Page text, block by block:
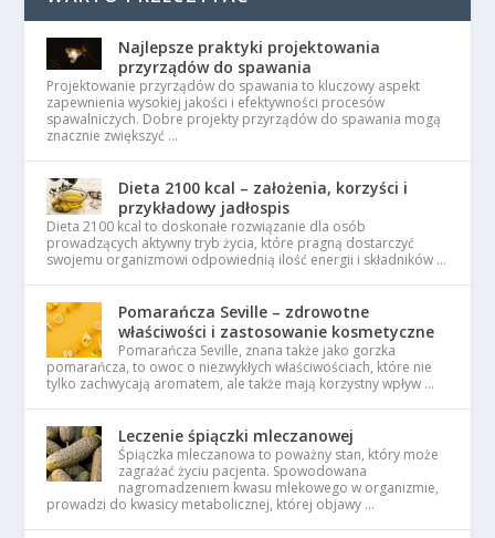
Najlepsze praktyki projektowania
przyrządów do spawania
Projektowanie przyrządów do spawania to kluczowy aspekt
zapewnienia wysokiej jakości i efektywności procesów
spawalniczych. Dobre projekty przyrządów do spawania mogą
znacznie zwiększyć …
Dieta 2100 kcal – założenia, korzyści i
przykładowy jadłospis
Dieta 2100 kcal to doskonałe rozwiązanie dla osób
prowadzących aktywny tryb życia, które pragną dostarczyć
swojemu organizmowi odpowiednią ilość energii i składników …
Pomarańcza Seville – zdrowotne
właściwości i zastosowanie kosmetyczne
Pomarańcza Seville, znana także jako gorzka
pomarańcza, to owoc o niezwykłych właściwościach, które nie
tylko zachwycają aromatem, ale także mają korzystny wpływ …
Leczenie śpiączki mleczanowej
Śpiączka mleczanowa to poważny stan, który może
zagrażać życiu pacjenta. Spowodowana
nagromadzeniem kwasu mlekowego w organizmie,
prowadzi do kwasicy metabolicznej, której objawy …